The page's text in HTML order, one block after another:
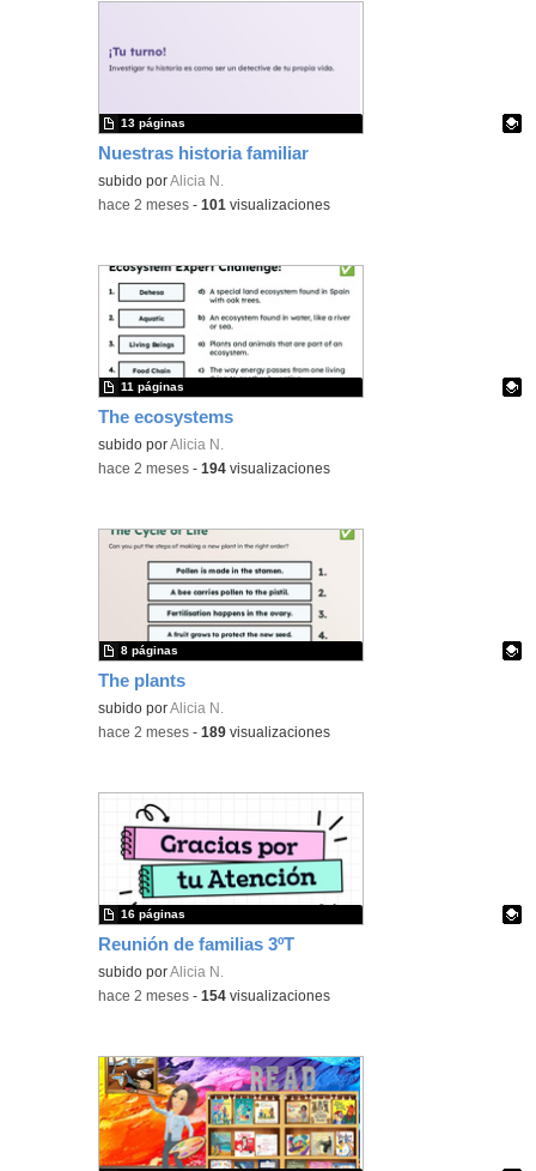
Nuestras historia familiar
Contenido educativo.
subido porAlicia N.
13 páginas
-hace 2 meses -101 visualizaciones
The ecosystems
Contenido educativo.
subido porAlicia N.
11 páginas
-hace 2 meses -194 visualizaciones
The plants
Contenido educativo.
subido porAlicia N.
8 páginas
-hace 2 meses -189 visualizaciones
Reunión de familias 3ºT
Contenido educativo.
subido porAlicia N.
16 páginas
-hace 2 meses -154 visualizaciones